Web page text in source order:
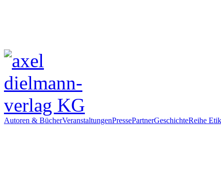
Autoren & BücherVeranstaltungenPressePartnerGeschichteReihe